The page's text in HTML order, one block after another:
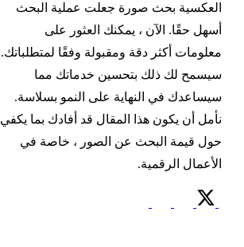
العكسية بحث صورة جعلت عملية البحث
أسهل حقًا. الآن ، يمكنك العثور على
معلومات أكثر دقة ومقبولة وفقًا لمتطلباتك.
سيسمح لك ذلك بتحسين خدماتك مما
سيساعدك في النهاية على النمو بسلاسة.
نأمل أن يكون هذا المقال قد أفادك بما يكفي
حول قيمة البحث عن الصور ، خاصة في
الأعمال الرقمية.